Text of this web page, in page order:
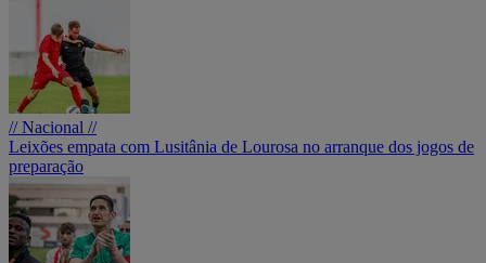
// Nacional //
Leixões empata com Lusitânia de Lourosa no arranque dos jogos de
preparação